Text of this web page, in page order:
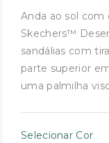
era:
Anda ao sol com
Skechers™
sandálias com
parte superior
uma palmilha
Selecionar Cor